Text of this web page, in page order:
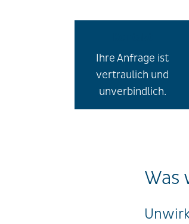
Ihre Anfrage ist
vertraulich und
unverbindlich.
Was